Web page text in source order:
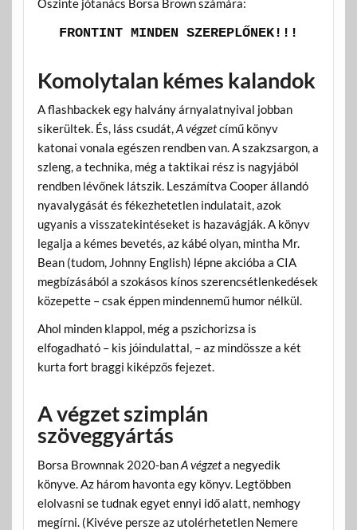
Őszinte jótanács Borsa Brown számára:
FRONTINT MINDEN SZEREPLŐNEK!!!
Komolytalan kémes kalandok
A flashbackek egy halvány árnyalatnyival jobban
sikerültek. És, láss csudát,A végzetcímű könyv
katonai vonala egészen rendben van. A szakzsargon, a
szleng, a technika, még a taktikai rész is nagyjából
rendben lévőnek látszik. Leszámítva Cooper állandó
nyavalygását és fékezhetetlen indulatait, azok
ugyanis a visszatekintéseket is hazavágják. A könyv
legalja a kémes bevetés, az kábé olyan, mintha Mr.
Bean (tudom, Johnny English) lépne akcióba a CIA
megbízásából a szokásos kínos szerencsétlenkedések
közepette – csak éppen mindennemű humor nélkül.
Ahol minden klappol, még a pszichorizsa is
elfogadható – kis jóindulattal, – az mindössze a két
kurta fort braggi kiképzős fejezet.
A végzet szimplán
szöveggyártás
Borsa Brownnak 2020-banA végzeta negyedik
könyve. Az három havonta egy könyv. Legtöbben
elolvasni se tudnak egyet ennyi idő alatt, nemhogy
megírni. (Kivéve persze az utolérhetetlen Nemere